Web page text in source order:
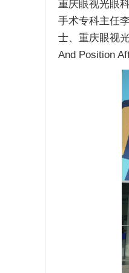
重庆眼视光眼
手术专科主任
士、重庆眼视
And Position